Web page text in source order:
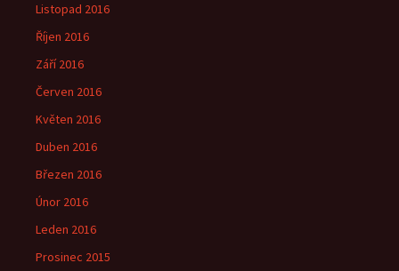
Listopad 2016
Říjen 2016
Září 2016
Červen 2016
Květen 2016
Duben 2016
Březen 2016
Únor 2016
Leden 2016
Prosinec 2015